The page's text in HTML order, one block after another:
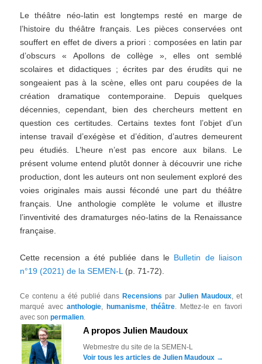
Le théâtre néo-latin est longtemps resté en marge de
l’histoire du théâtre français. Les pièces conservées ont
souffert en effet de divers a priori : composées en latin par
d’obscurs « Apollons de collège », elles ont semblé
scolaires et didactiques ; écrites par des érudits qui ne
songeaient pas à la scène, elles ont paru coupées de la
création dramatique contemporaine. Depuis quelques
décennies, cependant, bien des chercheurs mettent en
question ces certitudes. Certains textes font l’objet d’un
intense travail d’exégèse et d’édition, d’autres demeurent
peu étudiés. L’heure n’est pas encore aux bilans. Le
présent volume entend plutôt donner à découvrir une riche
production, dont les auteurs ont non seulement exploré des
voies originales mais aussi fécondé une part du théâtre
français. Une anthologie complète le volume et illustre
l’inventivité des dramaturges néo-latins de la Renaissance
française.
Cette recension a été publiée dans leBulletin de liaison
n°19 (2021) de la SEMEN-L (p. 71-72).
Ce contenu a été publié dans Recensions par Julien Maudoux, et
marqué avecanthologie, humanisme,théâtre. Mettez-le en favori
avec sonpermalien.
A propos Julien Maudoux
Webmestre du site de la SEMEN-L
Voir tous les articles de Julien Maudoux →